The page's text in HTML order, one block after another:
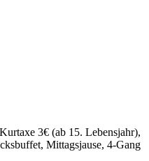
3€ (ab 15. Lebensjahr),
Mittagsjause, 4-Gang